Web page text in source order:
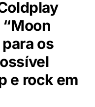
os
e rock em